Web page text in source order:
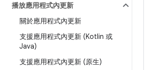
播放應用程式內更新
關於應用程式內更新
支援應用程式內更新 (Kotlin 或
Java)
支援應用程式內更新 (原生)